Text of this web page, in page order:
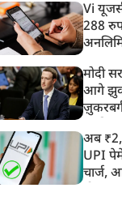
गया
Vi
288
मोदी
आगे
अब
UPI
चार्ज,